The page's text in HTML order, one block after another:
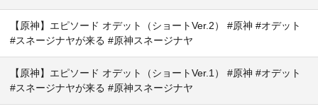
【原神】エピソード オデット（ショートVer.2） #原神 #オデット
#スネージナヤが来る #原神スネージナヤ
【原神】エピソード オデット（ショートVer.1） #原神 #オデット
#スネージナヤが来る #原神スネージナヤ